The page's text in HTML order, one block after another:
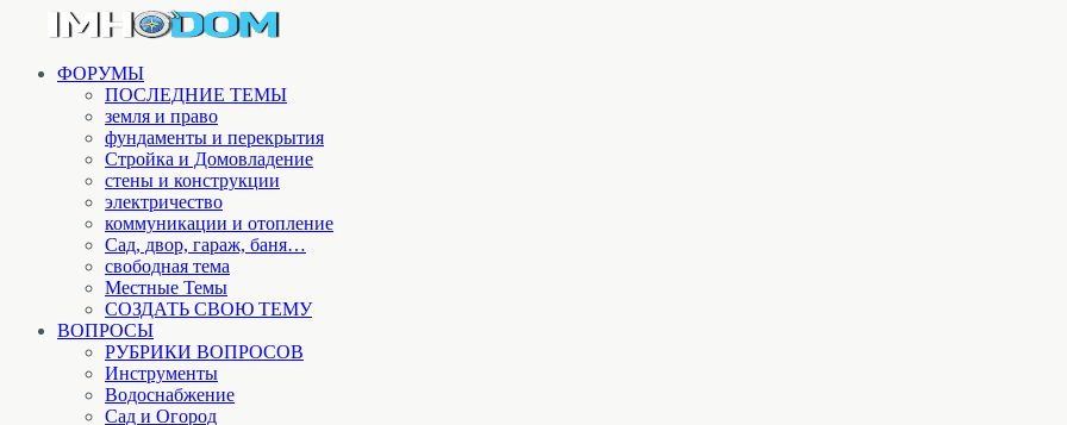
ФОРУМЫ
ПОСЛЕДНИЕ ТЕМЫ
земля и право
фундаменты и перекрытия
Стройка и Домовладение
стены и конструкции
электричество
коммуникации и отопление
Cад, двор, гараж, баня…
свободная тема
Местные Темы
СОЗДАТЬ СВОЮ ТЕМУ
ВОПРОСЫ
РУБРИКИ ВОПРОСОВ
Инструменты
Водоснабжение
Сад и Огород